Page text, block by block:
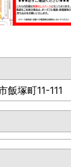
飯塚町11-111